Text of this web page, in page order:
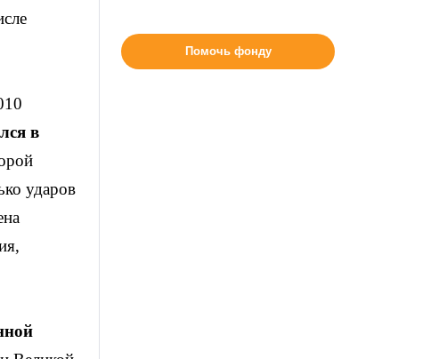
в
ударов
Помочь фонду